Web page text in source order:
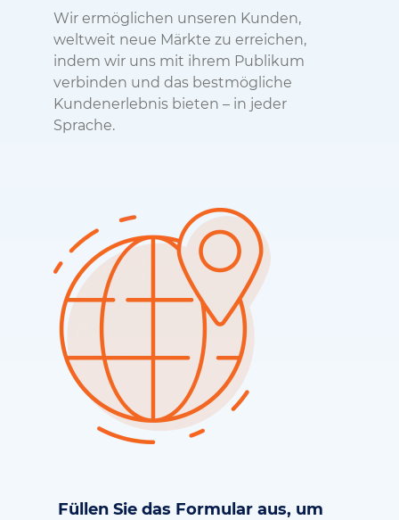
Wir ermöglichen unseren Kunden,
weltweit neue Märkte zu erreichen,
indem wir uns mit ihrem Publikum
verbinden und das bestmögliche
Kundenerlebnis bieten – in jeder
Sprache.
Füllen Sie das Formular aus, um